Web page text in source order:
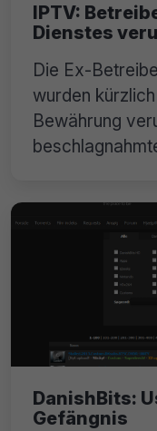
IPTV:
Dienstes
Die Ex-
wurden
Bewährung
DanishBits:
Gefängnis